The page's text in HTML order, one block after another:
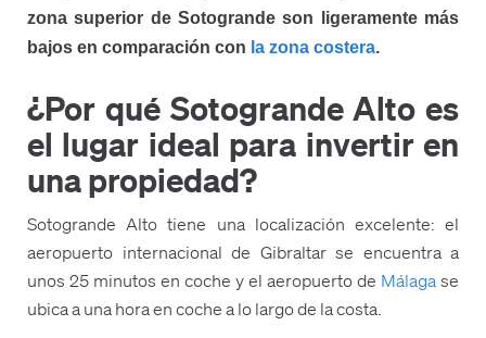
zona superior de Sotogrande son ligeramente más
bajos en comparación con la zona costera.
¿Por qué Sotogrande Alto es
el lugar ideal para invertir en
una propiedad?
Sotogrande Alto tiene una localización excelente: el
aeropuerto internacional de Gibraltar se encuentra a
unos 25 minutos en coche y el aeropuerto de Málaga se
ubica a una hora en coche a lo largo de la costa.